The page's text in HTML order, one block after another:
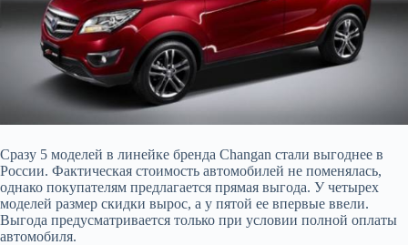
Сразу 5 моделей в линейке бренда Changan стали выгоднее в
России. Фактическая стоимость автомобилей не поменялась,
однако покупателям предлагается прямая выгода. У четырех
моделей размер скидки вырос, а у пятой ее впервые ввели.
Выгода предусматривается только при условии полной оплаты
автомобиля.